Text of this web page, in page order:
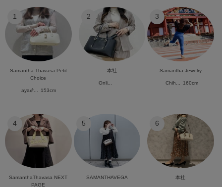
1
Samantha Thavasa Petit
Choice
ayaᕷ... 153cm
2
本社
Onli...
3
Samantha Jewelry
Chih... 160cm
4
SamanthaThavasa NEXT
PAGE
5
SAMANTHAVEGA
6
本社